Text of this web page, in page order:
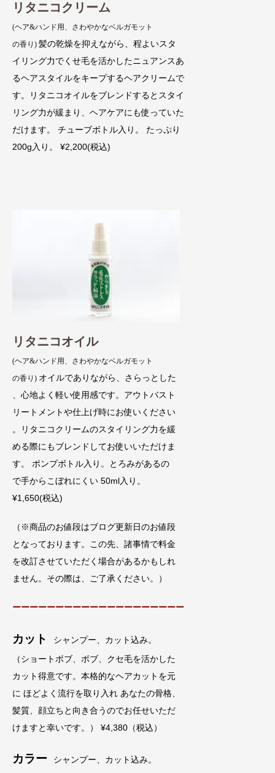
リタニコクリーム
(ヘア&ハンド用、さわやかなベルガモット
の香り) 髪の乾燥を抑えながら、程よいスタ
イリング力でくせ毛を活かしたニュアンスあ
るヘアスタイルをキープするヘアクリームで
す。リタニコオイルをブレンドするとスタイ
リング力が緩まり、ヘアケアにも使っていた
だけます。 チューブボトル入り。 たっぷり
200g入り。 ¥2,200(税込)
リタニコオイル
(ヘア&ハンド用、さわやかなベルガモット
の香り) オイルでありながら、さらっとした
、心地よく軽い使用感です。アウトバスト
リートメントや仕上げ時にお使いください
。リタニコクリームのスタイリング力を緩
める際にもブレンドしてお使いいただけま
す。 ポンプボトル入り。とろみがあるの
で手からこぼれにくい 50ml入り。
¥1,650(税込)
（※商品のお値段はブログ更新日のお値段
となっております。この先、諸事情で料金
を改訂させていただく場合があるかもしれ
ません。その際は、ご了承ください。）
ーーーーーーーーーーーーーーーーーーーー
カット
シャンプー、カット込み。
（ショートボブ、ボブ、クセ毛を活かした
カット得意です。本格的なヘアカットを元
に ほどよく流行を取り入れ あなたの骨格、
髪質、顔立ちと向き合うのでお任せいただ
けますと幸いです。） ¥4,380（税込）
カラー
シャンプー、カット込み。